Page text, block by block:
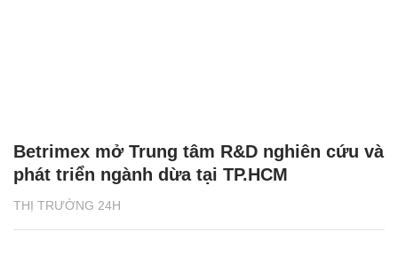
THỊ TRƯỜNG 24H
Betrimex mở Trung tâm R&D nghiên cứu và
phát triển ngành dừa tại TP.HCM